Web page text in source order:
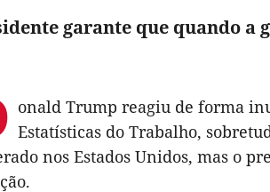
garante que quando
onald Trump reagiu de forma
Estatísticas do Trabalho,
nos Estados Unidos, mas o